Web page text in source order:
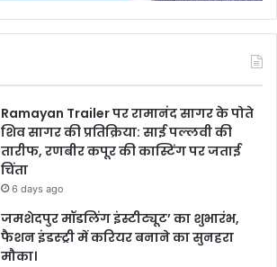
Ramayan Trailer पर रामानंद सागर के पोते
शिव सागर की प्रतिक्रिया: साई पल्लवी की
तारीफ, रणबीर कपूर की कास्टिंग पर जताई
चिंता
6 days ago
जमशेदपुर मॉडलिंग इंस्टीट्यूट’ का शुभारंभ,
फैशन इंडस्ट्री में करियर बनाने का सुनहरा
मौका।